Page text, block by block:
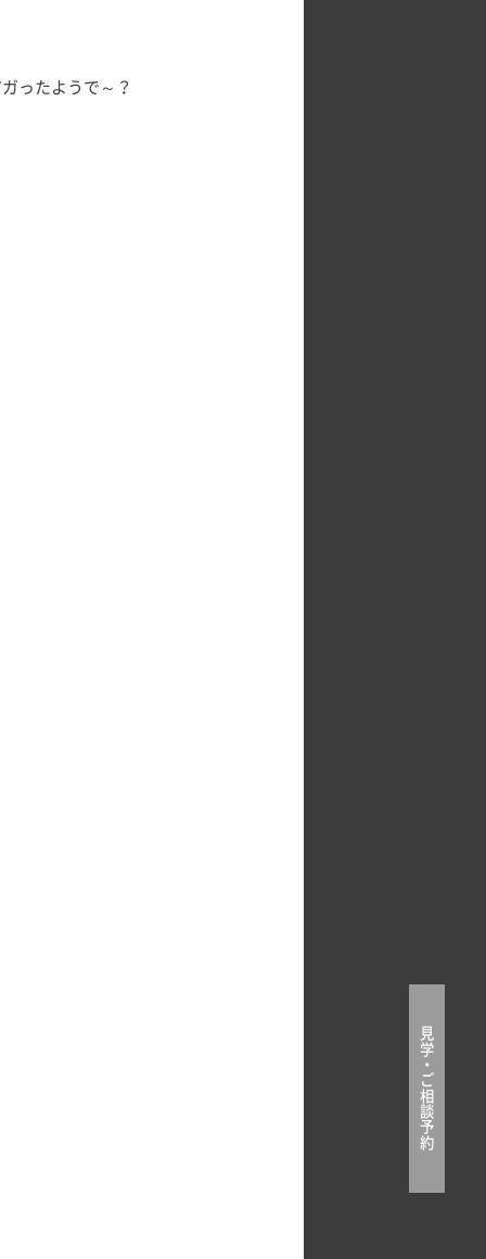
見
学
・
ご
相
談
予
約
ったようで～？